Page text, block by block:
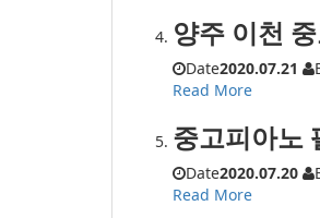
양주 이천
Date2020.07.21
Read More
중고피아노
Date2020.07.20
Read More